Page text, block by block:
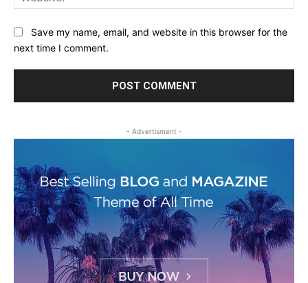
Save my name, email, and website in this browser for the
next time I comment.
- Advertisment -